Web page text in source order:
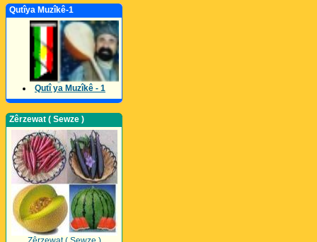
Qutîya Muzîkê-1
Qutî ya Muzîkê - 1
Zêrzewat ( Sewze )